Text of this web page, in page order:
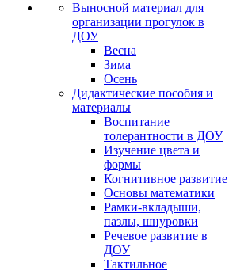
Выносной материал для
организации прогулок в
ДОУ
Весна
Зима
Осень
Дидактические пособия и
материалы
Воспитание
толерантности в ДОУ
Изучение цвета и
формы
Когнитивное развитие
Основы математики
Рамки-вкладыши,
пазлы, шнуровки
Речевое развитие в
ДОУ
Тактильное